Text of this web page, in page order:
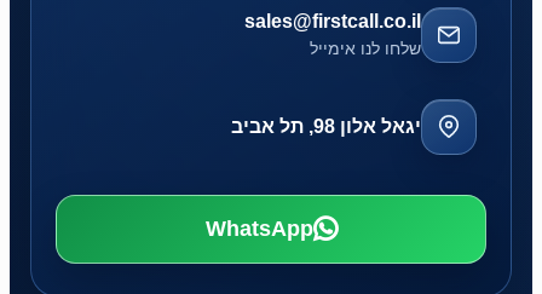
sales@firstcall.co.il
שלחו לנו אימייל
יגאל אלון 98, תל אביב
WhatsApp